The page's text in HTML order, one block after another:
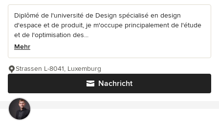
Diplômé de l'université de Design spécialisé en design
d'espace et de produit, je m'occupe principalement de l'étude
et de l'optimisation des...
Mehr
Nachricht
Strassen L-8041, Luxemburg